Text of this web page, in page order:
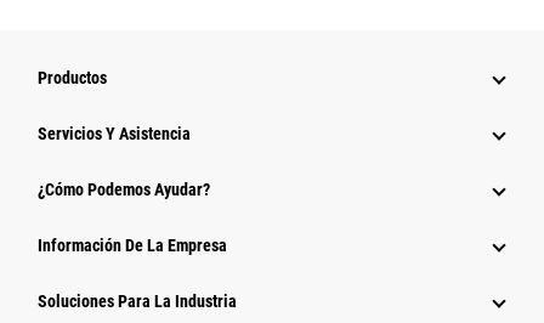
Productos
Servicios Y Asistencia
¿Cómo Podemos Ayudar?
Información De La Empresa
Soluciones Para La Industria